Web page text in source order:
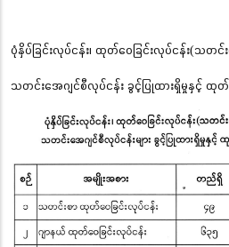
ပုံနှိပ်ခြင်းလုပ်ငန်း၊ ထုတ်ဝေခြင်းလုပ်ငန်း(သတင်း
သတင်းအေဂျင်စီလုပ်ငန်း ခွင့်ပြုထားရှိမှုနှင့် ထု